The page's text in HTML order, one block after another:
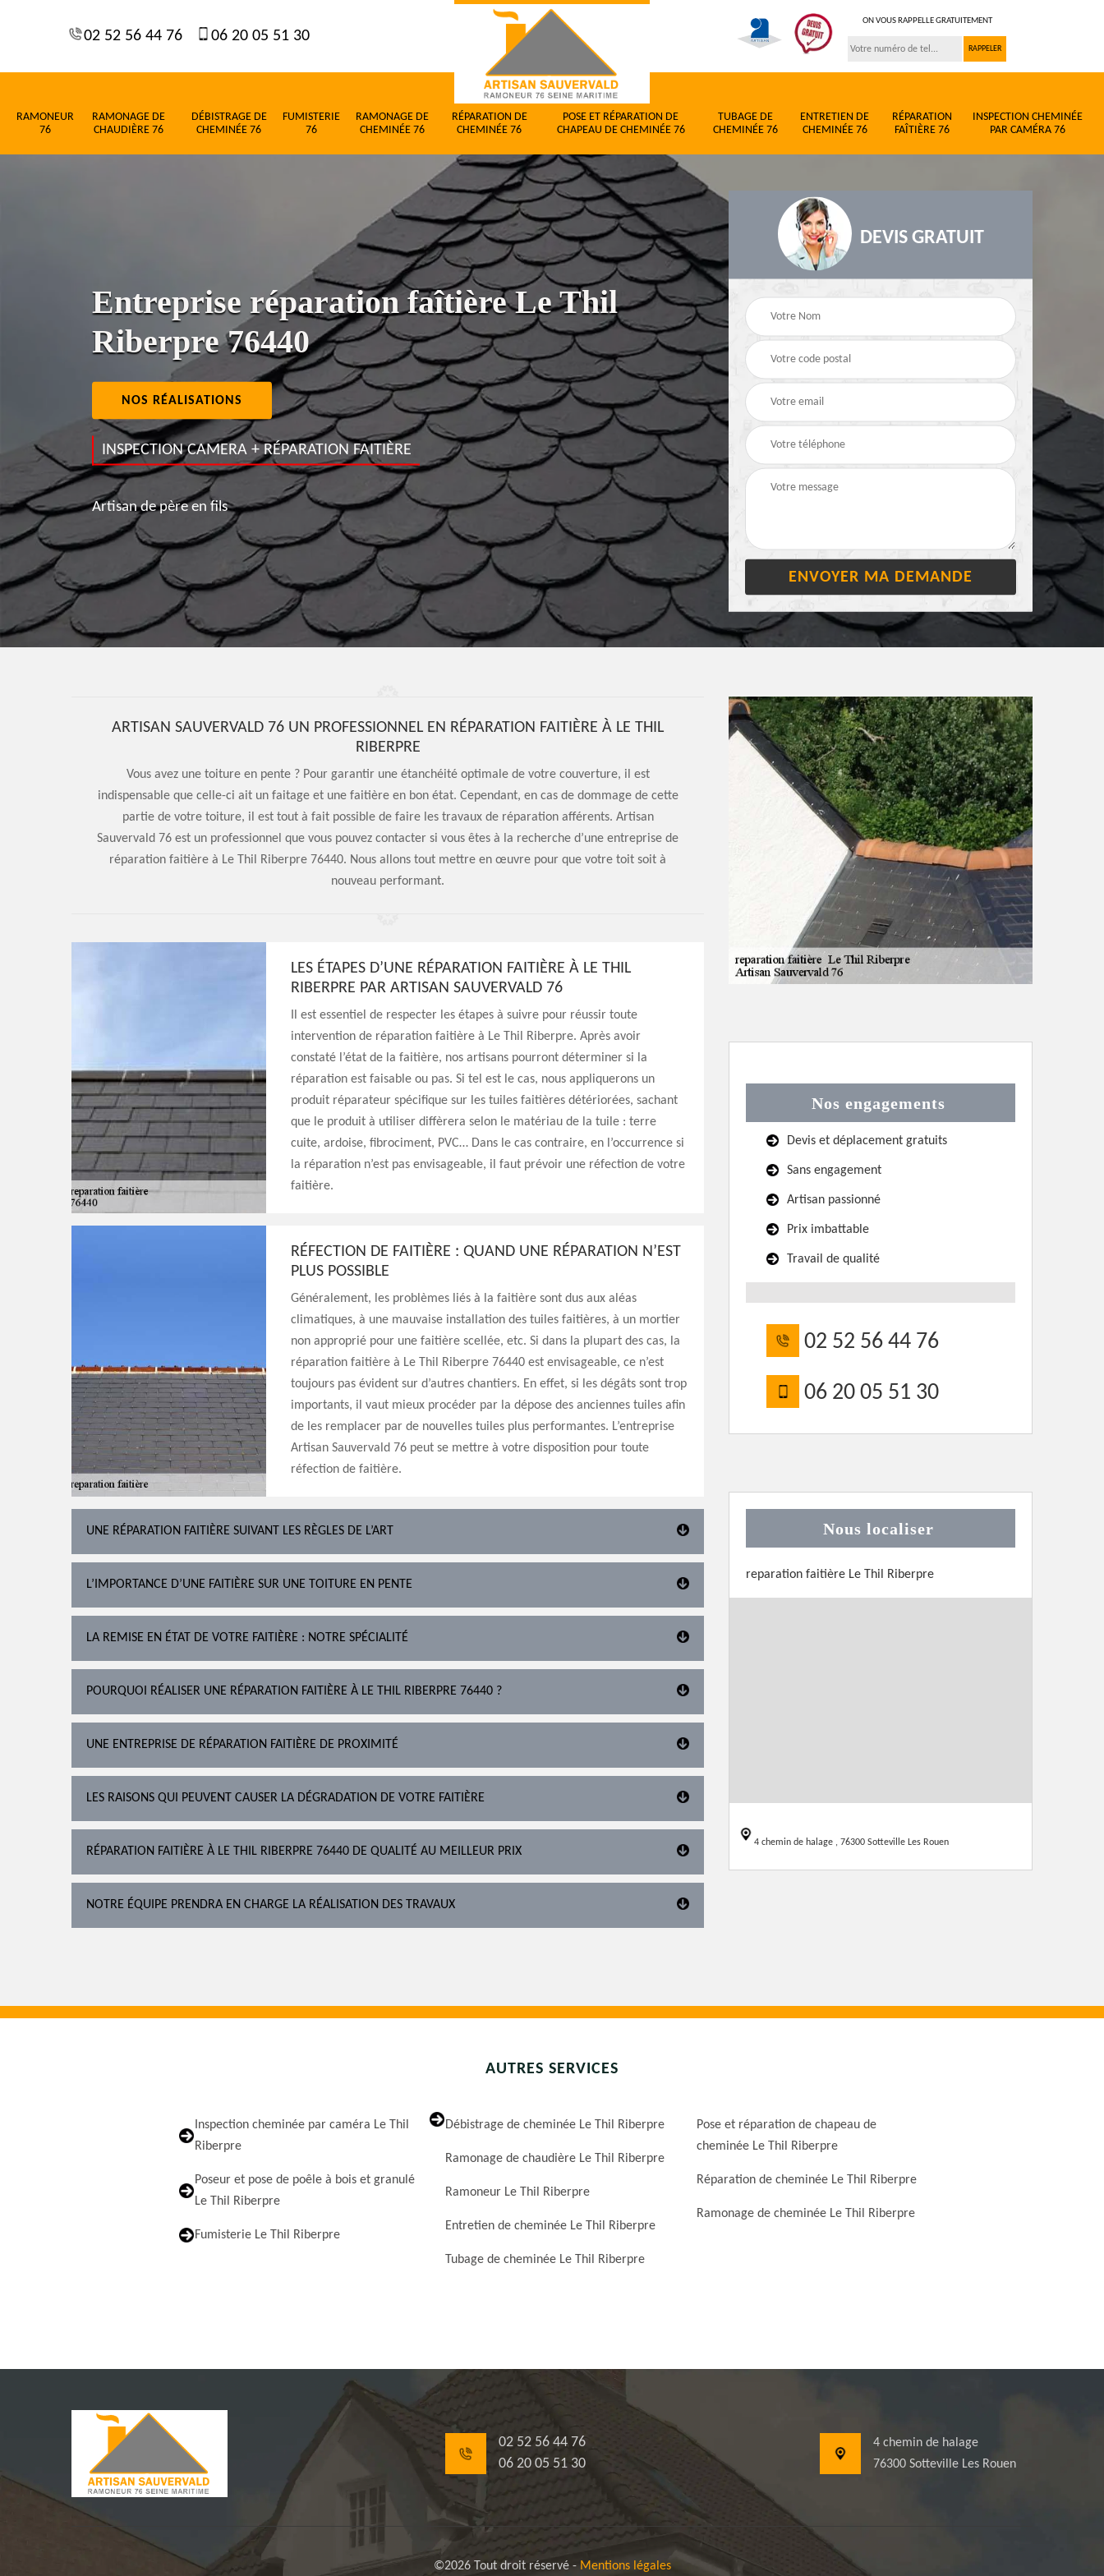
02 52 56 44 76 06 20 05 51 30
ON VOUS RAPPELLE GRATUITEMENT
RAMONEUR
76
RAMONAGE DE
CHAUDIÈRE 76
DÉBISTRAGE DE
CHEMINÉE 76
FUMISTERIE
76
RAMONAGE DE
CHEMINÉE 76
RÉPARATION DE
CHEMINÉE 76
POSE ET RÉPARATION DE
CHAPEAU DE CHEMINÉE 76
TUBAGE DE
CHEMINÉE 76
ENTRETIEN DE
CHEMINÉE 76
RÉPARATION
FAÎTIÈRE 76
INSPECTION CHEMINÉE
PAR CAMÉRA 76
Entreprise réparation faîtière Le Thil
Riberpre 76440
NOS RÉALISATIONS
INSPECTION CAMERA + RÉPARATION FAITIÈRE
Artisan de père en fils
DEVIS GRATUIT
ARTISAN SAUVERVALD 76 UN PROFESSIONNEL EN RÉPARATION FAITIÈRE À LE THIL
RIBERPRE
Vous avez une toiture en pente ? Pour garantir une étanchéité optimale de votre couverture, il est
indispensable que celle-ci ait un faitage et une faitière en bon état. Cependant, en cas de dommage de cette
partie de votre toiture, il est tout à fait possible de faire les travaux de réparation afférents. Artisan
Sauvervald 76 est un professionnel que vous pouvez contacter si vous êtes à la recherche d’une entreprise de
réparation faitière à Le Thil Riberpre 76440. Nous allons tout mettre en œuvre pour que votre toit soit à
nouveau performant.
LES ÉTAPES D’UNE RÉPARATION FAITIÈRE À LE THIL
RIBERPRE PAR ARTISAN SAUVERVALD 76
Il est essentiel de respecter les étapes à suivre pour réussir toute
intervention de réparation faitière à Le Thil Riberpre. Après avoir
constaté l’état de la faitière, nos artisans pourront déterminer si la
réparation est faisable ou pas. Si tel est le cas, nous appliquerons un
produit réparateur spécifique sur les tuiles faitières détériorées, sachant
que le produit à utiliser diffèrera selon le matériau de la tuile : terre
cuite, ardoise, fibrociment, PVC… Dans le cas contraire, en l’occurrence si
la réparation n’est pas envisageable, il faut prévoir une réfection de votre
faitière.
RÉFECTION DE FAITIÈRE : QUAND UNE RÉPARATION N’EST
PLUS POSSIBLE
Généralement, les problèmes liés à la faitière sont dus aux aléas
climatiques, à une mauvaise installation des tuiles faitières, à un mortier
non approprié pour une faitière scellée, etc. Si dans la plupart des cas, la
réparation faitière à Le Thil Riberpre 76440 est envisageable, ce n’est
toujours pas évident sur d’autres chantiers. En effet, si les dégâts sont trop
importants, il vaut mieux procéder par la dépose des anciennes tuiles afin
de les remplacer par de nouvelles tuiles plus performantes. L’entreprise
Artisan Sauvervald 76 peut se mettre à votre disposition pour toute
réfection de faitière.
UNE RÉPARATION FAITIÈRE SUIVANT LES RÈGLES DE L’ART
L’IMPORTANCE D’UNE FAITIÈRE SUR UNE TOITURE EN PENTE
LA REMISE EN ÉTAT DE VOTRE FAITIÈRE : NOTRE SPÉCIALITÉ
POURQUOI RÉALISER UNE RÉPARATION FAITIÈRE À LE THIL RIBERPRE 76440 ?
UNE ENTREPRISE DE RÉPARATION FAITIÈRE DE PROXIMITÉ
LES RAISONS QUI PEUVENT CAUSER LA DÉGRADATION DE VOTRE FAITIÈRE
RÉPARATION FAITIÈRE À LE THIL RIBERPRE 76440 DE QUALITÉ AU MEILLEUR PRIX
NOTRE ÉQUIPE PRENDRA EN CHARGE LA RÉALISATION DES TRAVAUX
Nos engagements
Devis et déplacement gratuits
Sans engagement
Artisan passionné
Prix imbattable
Travail de qualité
02 52 56 44 76
06 20 05 51 30
Nous localiser
reparation faitière Le Thil Riberpre
4 chemin de halage , 76300 Sotteville Les Rouen
AUTRES SERVICES
Inspection cheminée par caméra Le Thil
Riberpre
Poseur et pose de poêle à bois et granulé
Le Thil Riberpre
Fumisterie Le Thil Riberpre
Débistrage de cheminée Le Thil Riberpre
Ramonage de chaudière Le Thil Riberpre
Ramoneur Le Thil Riberpre
Entretien de cheminée Le Thil Riberpre
Tubage de cheminée Le Thil Riberpre
Pose et réparation de chapeau de
cheminée Le Thil Riberpre
Réparation de cheminée Le Thil Riberpre
Ramonage de cheminée Le Thil Riberpre
02 52 56 44 76
06 20 05 51 30
4 chemin de halage
76300 Sotteville Les Rouen
©2026 Tout droit réservé - Mentions légales